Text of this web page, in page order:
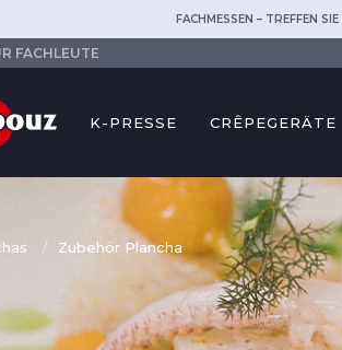
FACHMESSEN – TREFFEN
FACHLEUTE
K-PRESSE CRÊPEGERÄTE
Zubehör Plancha